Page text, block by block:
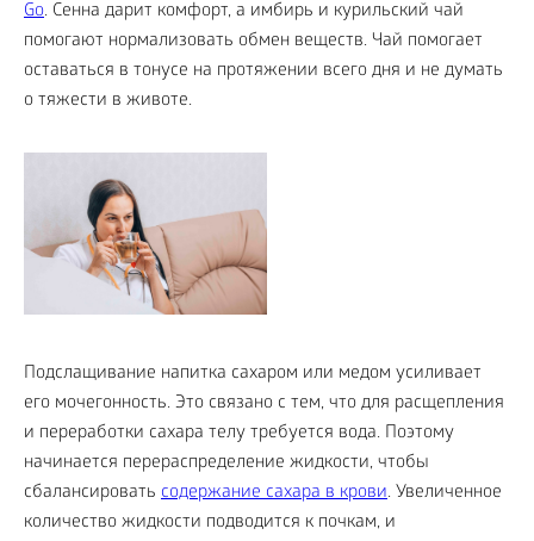
Gо. Сенна дарит комфорт, а имбирь и курильский чай
помогают нормализовать обмен веществ. Чай помогает
оставаться в тонусе на протяжении всего дня и не думать
о тяжести в животе.
Подслащивание напитка сахаром или медом усиливает
его мочегонность. Это связано с тем, что для расщепления
и переработки сахара телу требуется вода. Поэтому
начинается перераспределение жидкости, чтобы
сбалансировать содержание сахара в крови. Увеличенное
количество жидкости подводится к почкам, и